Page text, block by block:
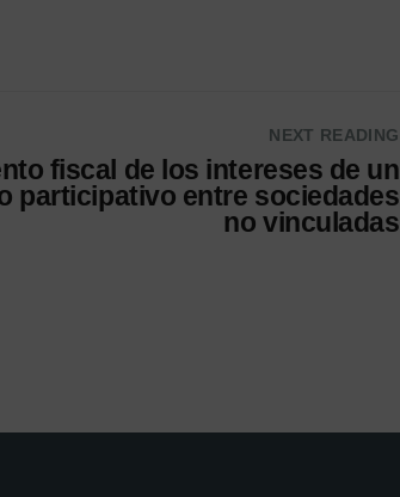
NEXT READING
fiscal de los intereses de un
participativo entre sociedades
no vinculadas